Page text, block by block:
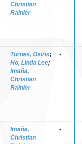
Christian
Rainier
Turnes, Osiris;
Ho, Linda Lee;
Imaña,
Christian
Rainier
-
Imaña,
Christian
-